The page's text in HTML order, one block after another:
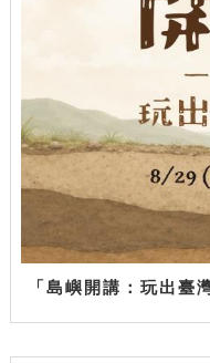
「島嶼開講：玩出臺